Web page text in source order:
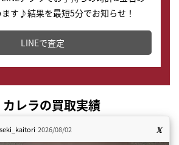
す♪結果を最短5分でお知らせ！
査定金額を知ることが出来ます。
LINEで査定
レラの買取実績
2026/08/02